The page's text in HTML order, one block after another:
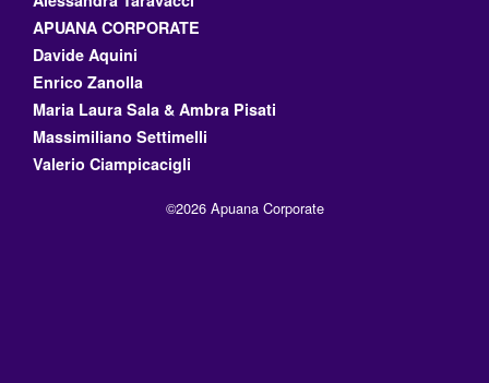
APUANA CORPORATE
Davide Aquini
Enrico Zanolla
Maria Laura Sala & Ambra Pisati
Massimiliano Settimelli
Valerio Ciampicacigli
©2026 Apuana Corporate